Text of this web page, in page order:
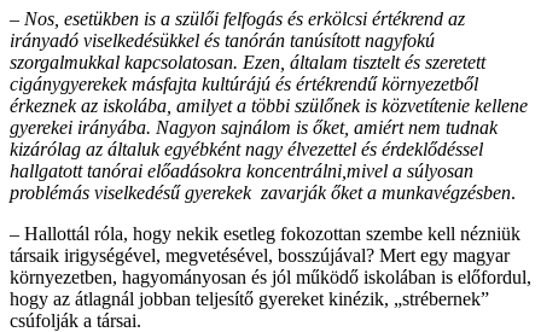
– Nos, esetükben is a szülői felfogás és erkölcsi értékrend az
irányadó viselkedésükkel és tanórán tanúsított nagyfokú
szorgalmukkal kapcsolatosan. Ezen, általam tisztelt és szeretett
cigánygyerekek másfajta kultúrájú és értékrendű környezetből
érkeznek az iskolába, amilyet a többi szülőnek is közvetítenie kellene
gyerekei irányába. Nagyon sajnálom is őket, amiért nem tudnak
kizárólag az általuk egyébként nagy élvezettel és érdeklődéssel
hallgatott tanórai előadásokra koncentrálni,mivel a súlyosan
problémás viselkedésű gyerekek zavarják őket a munkavégzésben.
– Hallottál róla, hogy nekik esetleg fokozottan szembe kell nézniük
társaik irigységével, megvetésével, bosszújával? Mert egy magyar
környezetben, hagyományosan és jól működő iskolában is előfordul,
hogy az átlagnál jobban teljesítő gyereket kinézik, „strébernek”
csúfolják a társai.